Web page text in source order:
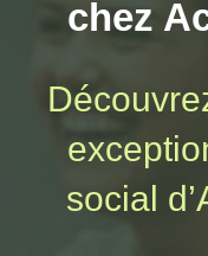
chez
social